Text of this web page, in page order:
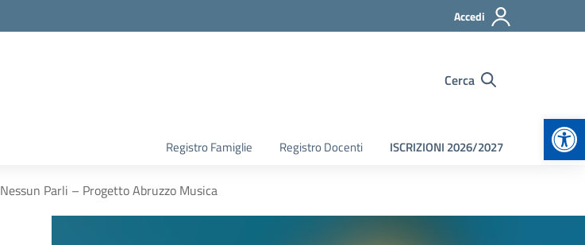
Accedi
Cerca
Registro Famiglie Registro Docenti ISCRIZIONI 2026/2027
Nessun Parli – Progetto Abruzzo Musica